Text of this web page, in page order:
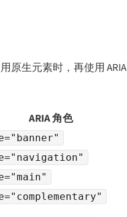
原生元素时，再使用 ARIA
ARIA 角色